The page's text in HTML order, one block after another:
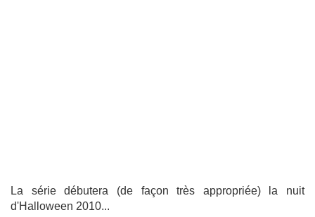
La série débutera (de façon très appropriée) la nuit
d'Halloween 2010...